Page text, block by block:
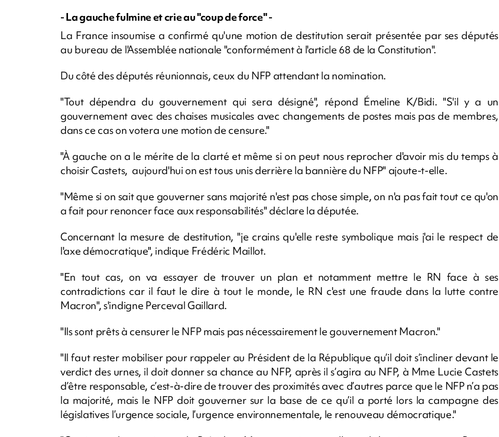
- La gauche fulmine et crie au "coup de force" -
La France insoumise a confirmé qu'une motion de destitution serait présentée par ses députés
au bureau de l'Assemblée nationale "conformément à l'article 68 de la Constitution".
Du côté des députés réunionnais, ceux du NFP attendant la nomination.
"Tout dépendra du gouvernement qui sera désigné", répond Émeline K/Bidi. "S'il y a un
gouvernement avec des chaises musicales avec changements de postes mais pas de membres,
dans ce cas on votera une motion de censure."
"À gauche on a le mérite de la clarté et même si on peut nous reprocher d'avoir mis du temps à
choisir Castets, aujourd'hui on est tous unis derrière la bannière du NFP" ajoute-t-elle.
"Même si on sait que gouverner sans majorité n'est pas chose simple, on n'a pas fait tout ce qu'on
a fait pour renoncer face aux responsabilités" déclare la députée.
Concernant la mesure de destitution, "je crains qu'elle reste symbolique mais j'ai le respect de
l'axe démocratique", indique Frédéric Maillot.
"En tout cas, on va essayer de trouver un plan et notamment mettre le RN face à ses
contradictions car il faut le dire à tout le monde, le RN c'est une fraude dans la lutte contre
Macron", s'indigne Perceval Gaillard.
"Ils sont prêts à censurer le NFP mais pas nécessairement le gouvernement Macron."
"Il faut rester mobiliser pour rappeler au Président de la République qu’il doit s’incliner devant le
verdict des urnes, il doit donner sa chance au NFP, après il s’agira au NFP, à Mme Lucie Castets
d’être responsable, c’est-à-dire de trouver des proximités avec d’autres parce que le NFP n’a pas
la majorité, mais le NFP doit gouverner sur la base de ce qu’il a porté lors la campagne des
législatives l’urgence sociale, l’urgence environnementale, le renouveau démocratique."